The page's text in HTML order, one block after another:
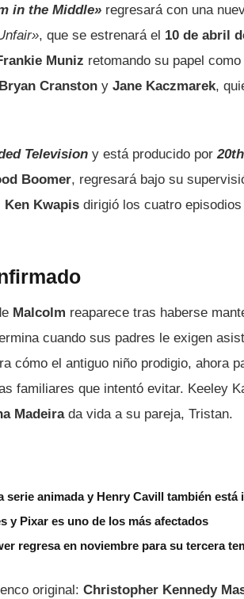
in the Middle» regresará con una
, que se estrenará el 10 de abril
Muniz retomando su papel
Bryan Cranston y Jane Kaczmarek,
Television y está producido por
Boomer, regresará bajo su
Ken Kwapis dirigió los cuatro
Malcolm reaparece tras haberse
cuando sus padres le exigen
cómo el antiguo niño prodigio, ahora
familiares que intentó evitar. Keeley
Madeirada vida a su pareja, Tristan.
serie animada y Henry Cavill también está
y Pixar es uno de los más afectados
regresa en noviembre para su tercera
original: Christopher Kennedy